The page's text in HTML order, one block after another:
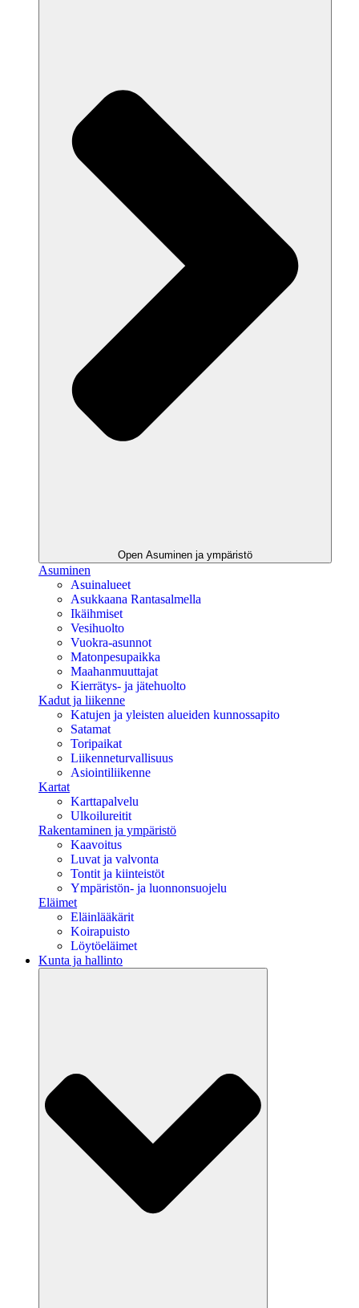
Open Asuminen ja ympäristö
Asuminen
Asuinalueet
Asukkaana Rantasalmella
Ikäihmiset
Vesihuolto
Vuokra-asunnot
Matonpesupaikka
Maahanmuuttajat
Kierrätys- ja jätehuolto
Kadut ja liikenne
Katujen ja yleisten alueiden kunnossapito
Satamat
Toripaikat
Liikenneturvallisuus
Asiointiliikenne
Kartat
Karttapalvelu
Ulkoilureitit
Rakentaminen ja ympäristö
Kaavoitus
Luvat ja valvonta
Tontit ja kiinteistöt
Ympäristön- ja luonnonsuojelu
Eläimet
Eläinlääkärit
Koirapuisto
Löytöeläimet
Kunta ja hallinto